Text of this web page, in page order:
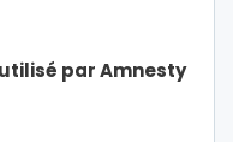
par Amnesty